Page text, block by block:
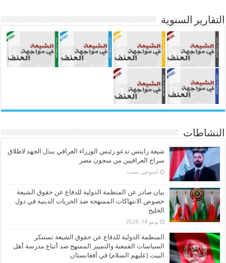
التقارير السنوية
النشاطات
شيعة رايتس تدعو رئيس الوزراء العراقي ببذل الجهد لاطلاق
سراح العراقيين من سجون مصر
‏أسبوعين مضت
بيان صادر عن المنظمة الدولية للدفاع عن حقوق الشيعة
خصوص الانتهاكات الممنهجة ضد الحريات الدينية في دول
الخليج
يونيو 14, 2026
المنظمة الدولية للدفاع عن حقوق الشيعة تستنكر
السياسات القمعية والتمييز الممنهج ضد أتباع مدرسة أهل
البيت (عليهم السلام) في أفغانستان